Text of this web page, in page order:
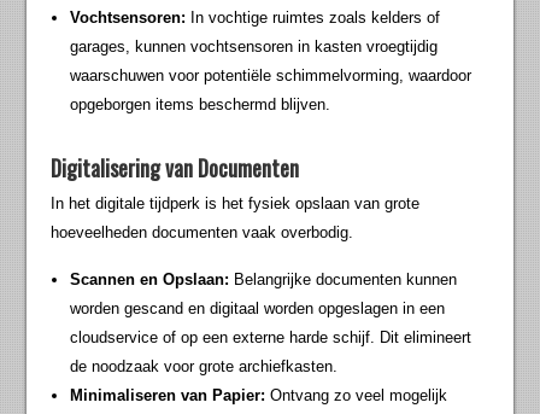
Vochtsensoren: In vochtige ruimtes zoals kelders of
garages, kunnen vochtsensoren in kasten vroegtijdig
waarschuwen voor potentiële schimmelvorming, waardoor
opgeborgen items beschermd blijven.
Digitalisering van Documenten
In het digitale tijdperk is het fysiek opslaan van grote
hoeveelheden documenten vaak overbodig.
Scannen en Opslaan: Belangrijke documenten kunnen
worden gescand en digitaal worden opgeslagen in een
cloudservice of op een externe harde schijf. Dit elimineert
de noodzaak voor grote archiefkasten.
Minimaliseren van Papier: Ontvang zo veel mogelijk